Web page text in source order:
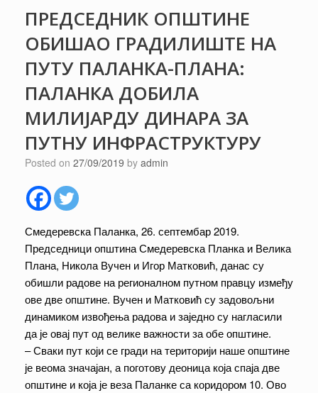
ПРЕДСЕДНИК ОПШТИНЕ
ОБИШАО ГРАДИЛИШТЕ НА
ПУТУ ПАЛАНКА-ПЛАНА:
ПАЛАНКА ДОБИЛА
МИЛИЈАРДУ ДИНАРА ЗА
ПУТНУ ИНФРАСТРУКТУРУ
Posted on 27/09/2019 by admin
Смедеревска Паланка, 26. септембар 2019.
Председници општина Смедеревска Планка и Велика
Плана, Никола Вучен и Игор Матковић, данас су
обишли радове на регионалном путном правцу између
ове две општине. Вучен и Матковић су задовољни
динамиком извођења радова и заједно су нагласили
да је овај пут од велике важности за обе општине.
– Сваки пут који се гради на територији наше општине
је веома значајан, а поготову деоница која спаја две
општине и која је веза Паланке са коридором 10. Ово